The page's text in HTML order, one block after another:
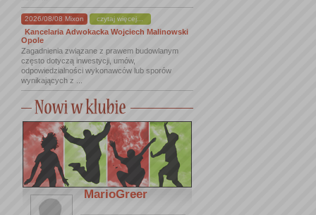
2026/08/08 Mixon czytaj więcej...
Kancelaria Adwokacka Wojciech Malinowski
Opole
Zagadnienia związane z prawem budowlanym
często dotyczą inwestycji, umów,
odpowiedzialności wykonawców lub sporów
wynikających z ...
MarioGreer